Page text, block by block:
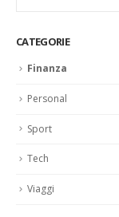
CATEGORIE
Finanza
Personal
Sport
Tech
Viaggi